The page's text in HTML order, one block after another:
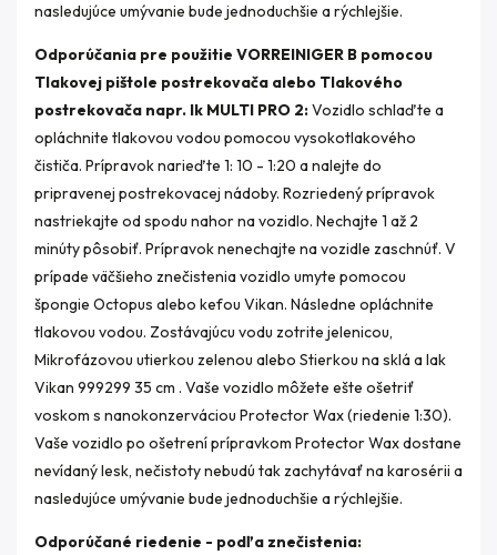
nasledujúce umývanie bude jednoduchšie a rýchlejšie.
Odporúčania pre použitie VORREINIGER B pomocou
Tlakovej pištole postrekovača alebo Tlakového
postrekovača napr. Ik MULTI PRO 2:Vozidlo schlaďte a
opláchnite tlakovou vodou pomocou vysokotlakového
čističa. Prípravok narieďte 1: 10 - 1:20 a nalejte do
pripravenej postrekovacej nádoby. Rozriedený prípravok
nastriekajte od spodu nahor na vozidlo. Nechajte 1 až 2
minúty pôsobiť. Prípravok nenechajte na vozidle zaschnúť. V
prípade väčšieho znečistenia vozidlo umyte pomocou
špongie Octopus alebo kefou Vikan. Následne opláchnite
tlakovou vodou. Zostávajúcu vodu zotrite jelenicou,
Mikrofázovou utierkou zelenou alebo Stierkou na sklá a lak
Vikan 999299 35 cm . Vaše vozidlo môžete ešte ošetriť
voskom s nanokonzerváciou Protector Wax (riedenie 1:30).
Vaše vozidlo po ošetrení prípravkom Protector Wax dostane
nevídaný lesk, nečistoty nebudú tak zachytávať na karosérii a
nasledujúce umývanie bude jednoduchšie a rýchlejšie.
Odporúčané riedenie - podľa znečistenia: